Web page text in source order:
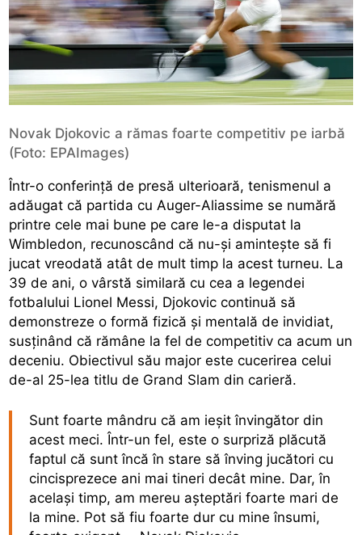
Novak Djokovic a rămas foarte competitiv pe iarbă
(Foto: EPAImages)
Într-o conferință de presă ulterioară, tenismenul a
adăugat că partida cu Auger-Aliassime se numără
printre cele mai bune pe care le-a disputat la
Wimbledon, recunoscând că nu-și amintește să fi
jucat vreodată atât de mult timp la acest turneu. La
39 de ani, o vârstă similară cu cea a legendei
fotbalului Lionel Messi, Djokovic continuă să
demonstreze o formă fizică și mentală de invidiat,
susținând că rămâne la fel de competitiv ca acum un
deceniu. Obiectivul său major este cucerirea celui
de-al 25-lea titlu de Grand Slam din carieră.
Sunt foarte mândru că am ieșit învingător din
acest meci. Într-un fel, este o surpriză plăcută
faptul că sunt încă în stare să înving jucători cu
cincisprezece ani mai tineri decât mine. Dar, în
același timp, am mereu așteptări foarte mari de
la mine. Pot să fiu foarte dur cu mine însumi,